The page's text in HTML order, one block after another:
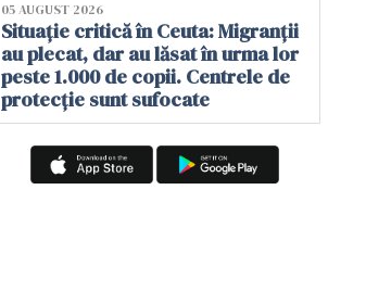
05 AUGUST 2026
Situație critică în Ceuta: Migranții
au plecat, dar au lăsat în urma lor
peste 1.000 de copii. Centrele de
protecție sunt sufocate